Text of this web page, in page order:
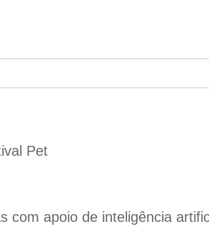
Pet
com apoio de inteligência